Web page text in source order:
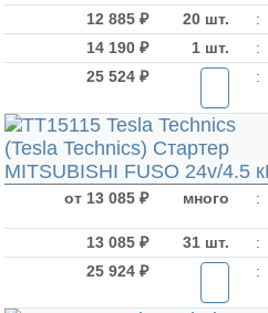
12 885 ₽ 20 шт. :
14 190 ₽
1 шт. :
25 524 ₽
:
от 13 085 ₽
много :
13 085 ₽ 31 шт. :
25 924 ₽
: